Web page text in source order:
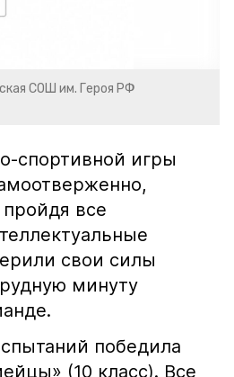
СОШ им. Героя РФ
спортивной игры
все
свои силы
минуту
победила
(10 класс). Все